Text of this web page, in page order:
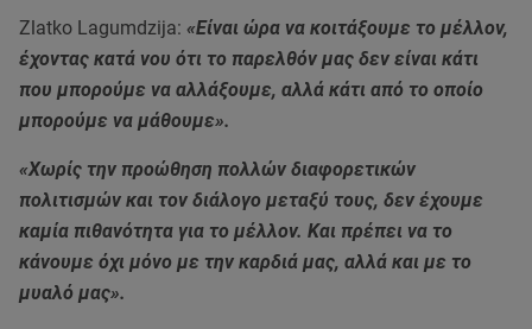
Zlatko Lagumdzija: «Είναι ώρα να κοιτάξουμε το μέλλον,
έχοντας κατά νου ότι το παρελθόν μας δεν είναι κάτι
που μπορούμε να αλλάξουμε, αλλά κάτι από το οποίο
μπορούμε να μάθουμε».
«Χωρίς την προώθηση πολλών διαφορετικών
πολιτισμών και τον διάλογο μεταξύ τους, δεν έχουμε
καμία πιθανότητα για το μέλλον. Και πρέπει να το
κάνουμε όχι μόνο με την καρδιά μας, αλλά και με το
μυαλό μας».